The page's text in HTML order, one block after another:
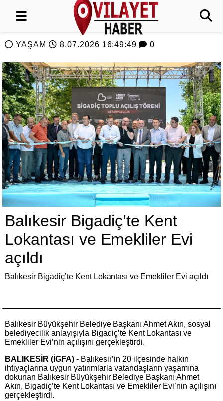
YAŞAM 8.07.2026 16:49:49 0
Balıkesir Bigadiç’te Kent
Lokantası ve Emekliler Evi
açıldı
Balıkesir Bigadiç’te Kent Lokantası ve Emekliler Evi açıldı
Balıkesir Büyükşehir Belediye Başkanı Ahmet Akın, sosyal
belediyecilik anlayışıyla Bigadiç’te Kent Lokantası ve
Emekliler Evi’nin açılışını gerçekleştirdi.
BALIKESİR (İGFA) - Balıkesir’in 20 ilçesinde halkın
ihtiyaçlarına uygun yatırımlarla vatandaşların yaşamına
dokunan Balıkesir Büyükşehir Belediye Başkanı Ahmet
Akın, Bigadiç’te Kent Lokantası ve Emekliler Evi’nin açılışını
gerçekleştirdi.